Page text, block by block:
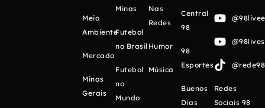
Meio
Ambiente
Mercado
Minas
Gerais
Minas
Futebol
no Brasil
Futebol
no
Mundo
Nas
Redes
Humor
Música
Central
98
98
Esportes
Buenos
Días
Redes
Sociais 98